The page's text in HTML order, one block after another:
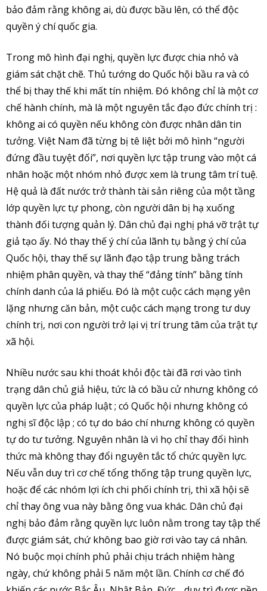
bảo đảm rằng không ai, dù được bầu lên, có thể độc
quyền ý chí quốc gia.
Trong mô hình đại nghị, quyền lực được chia nhỏ và
giám sát chặt chẽ. Thủ tướng do Quốc hội bầu ra và có
thể bị thay thế khi mất tín nhiệm. Đó không chỉ là một cơ
chế hành chính, mà là một nguyên tắc đạo đức chính trị :
không ai có quyền nếu không còn được nhân dân tin
tưởng. Việt Nam đã từng bị tê liệt bởi mô hình “người
đứng đầu tuyệt đối”, nơi quyền lực tập trung vào một cá
nhân hoặc một nhóm nhỏ được xem là trung tâm trí tuệ.
Hệ quả là đất nước trở thành tài sản riêng của một tầng
lớp quyền lực tự phong, còn người dân bị hạ xuống
thành đối tượng quản lý. Dân chủ đại nghị phá vỡ trật tự
giả tạo ấy. Nó thay thế ý chí của lãnh tụ bằng ý chí của
Quốc hội, thay thế sự lãnh đạo tập trung bằng trách
nhiệm phân quyền, và thay thế “đảng tính” bằng tính
chính danh của lá phiếu. Đó là một cuộc cách mạng yên
lặng nhưng căn bản, một cuộc cách mạng trong tư duy
chính trị, nơi con người trở lại vị trí trung tâm của trật tự
xã hội.
Nhiều nước sau khi thoát khỏi độc tài đã rơi vào tình
trạng dân chủ giả hiệu, tức là có bầu cử nhưng không có
quyền lực của pháp luật ; có Quốc hội nhưng không có
nghị sĩ độc lập ; có tự do báo chí nhưng không có quyền
tự do tư tưởng. Nguyên nhân là vì họ chỉ thay đổi hình
thức mà không thay đổi nguyên tắc tổ chức quyền lực.
Nếu vẫn duy trì cơ chế tổng thống tập trung quyền lực,
hoặc để các nhóm lợi ích chi phối chính trị, thì xã hội sẽ
chỉ thay ông vua này bằng ông vua khác. Dân chủ đại
nghị bảo đảm rằng quyền lực luôn nằm trong tay tập thể
được giám sát, chứ không bao giờ rơi vào tay cá nhân.
Nó buộc mọi chính phủ phải chịu trách nhiệm hàng
ngày, chứ không phải 5 năm một lần. Chính cơ chế đó